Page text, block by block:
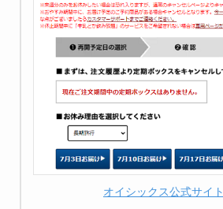
オイシックス公式サイト